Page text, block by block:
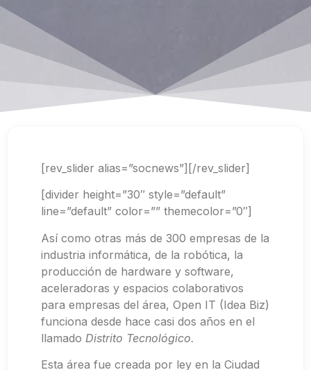
[rev_slider alias=”socnews”][/rev_slider]
[divider height=”30″ style=”default”
line=”default” color=”” themecolor=”0″]
Así como otras más de 300 empresas de la
industria informática, de la robótica, la
producción de hardware y software,
aceleradoras y espacios colaborativos
para empresas del área, Open IT (Idea Biz)
funciona desde hace casi dos años en el
llamado Distrito Tecnológico.
Esta área fue creada por ley en la Ciudad